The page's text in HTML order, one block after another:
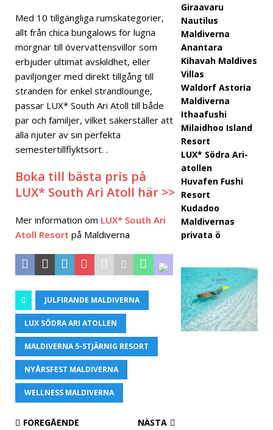
Frida
y-
rean
med
tt
och
EN
Med 10 tillgängliga rumskategorier,
allt från chica bungalows för lugna
morgnar till övervattensvillor som
erbjuder ultimat avskildhet, eller
paviljonger med direkt tillgång till
stranden för enkel strandlounge,
passar LUX* South Ari Atoll till både
par och familjer, vilket säkerställer att
alla njuter av sin perfekta
semestertillflyktsort. .
Boka till bästa pris på
LUX* South Ari Atoll här >>
Mer information om LUX* South Ari
Atoll Resort på Maldiverna
JULFIRANDE MALDIVERNA
LUX SÖDRA ARI ATOLLEN
MALDIVERNA 5-STJÄRNIG RESORT
NYÅRSFEST MALDIVERNA
WELLNESS MALDIVERNA
FÖREGÅENDE NÄSTA
Giraavaru
Nautilus
Maldiverna
Anantara
Kihavah Maldives
Villas
Waldorf Astoria
Maldiverna
Ithaafushi
Milaidhoo Island
Resort
LUX* Södra Ari-
atollen
Huvafen Fushi
Resort
Kudadoo
Maldivernas
privata ö